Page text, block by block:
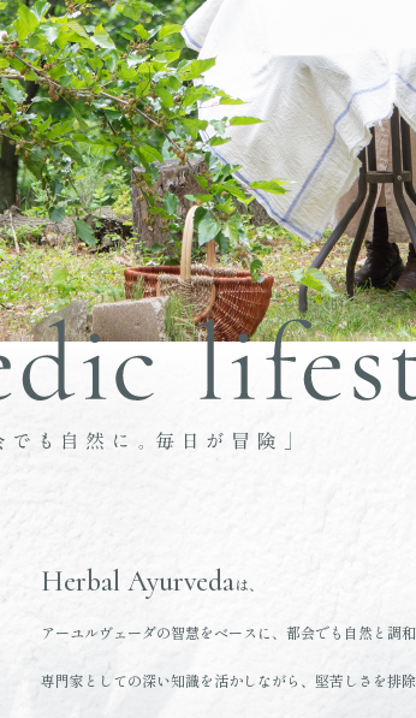
Herbal Ayurvedaは、
アーユルヴェーダの智慧をベースに、都会でも自然と調
専門家としての深い知識を活かしながら、堅苦しさを排除